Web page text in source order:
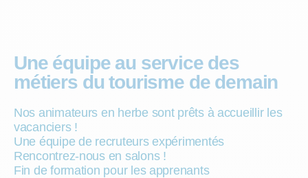
Une équipe au service des
métiers du tourisme de demain
Nos animateurs en herbe sont prêts à accueillir les
vacanciers !
Une équipe de recruteurs expérimentés
Rencontrez-nous en salons !
Fin de formation pour les apprenants